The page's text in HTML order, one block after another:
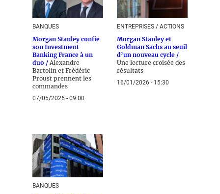
BANQUES
Morgan Stanley confie
son Investment
Banking France à un
duo / Alexandre
Bartolin et Frédéric
Proust prennent les
commandes
07/05/2026 - 09:00
ENTREPRISES / ACTIONS
Morgan Stanley et
Goldman Sachs au seuil
d’un nouveau cycle /
Une lecture croisée des
résultats
16/01/2026 - 15:30
BANQUES